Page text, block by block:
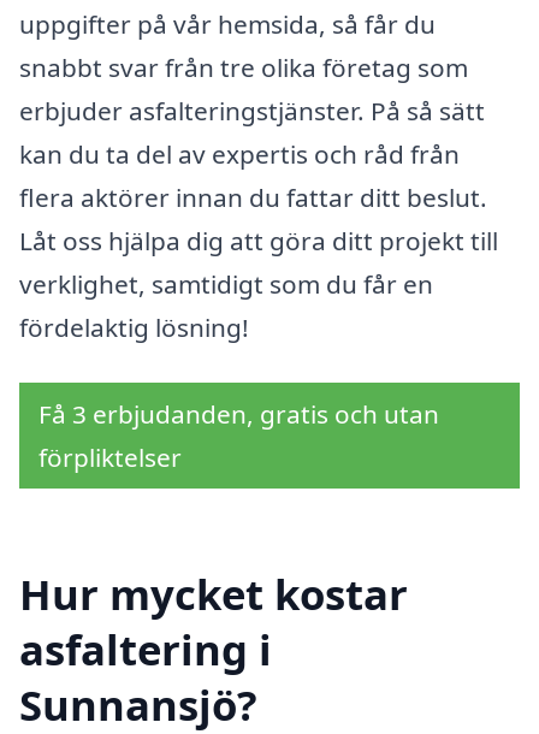
uppgifter på vår hemsida, så får du
snabbt svar från tre olika företag som
erbjuder asfalteringstjänster. På så sätt
kan du ta del av expertis och råd från
flera aktörer innan du fattar ditt beslut.
Låt oss hjälpa dig att göra ditt projekt till
verklighet, samtidigt som du får en
fördelaktig lösning!
Få 3 erbjudanden, gratis och utan
förpliktelser
Hur mycket kostar
asfaltering i
Sunnansjö?